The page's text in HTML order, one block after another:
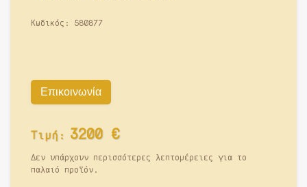
Κωδικός: 580877
Επικοινωνία
Τιμή: 3200€
Δεν υπάρχουν περισσότερες λεπτομέρειες για το
παλαιό προϊόν.